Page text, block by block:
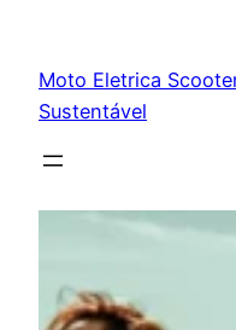
conteúdo
Moto Eletrica
Sustentável